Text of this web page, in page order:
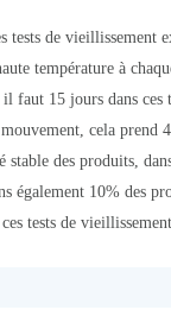
tests de vieillissement
température à
faut 15 jours dans ces
cela prend
stable des produits,
également 10% des
tests de